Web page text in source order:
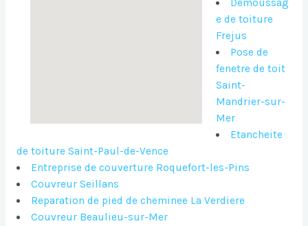
Demoussag
e de toiture
Frejus
Pose de
fenetre de toit
Saint-
Mandrier-sur-
Mer
Etancheite
de toiture Saint-Paul-de-Vence
Entreprise de couverture Roquefort-les-Pins
Couvreur Seillans
Reparation de pied de cheminee La Verdiere
Couvreur Beaulieu-sur-Mer